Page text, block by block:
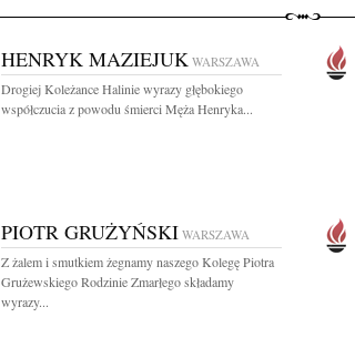
HENRYK MAZIEJUK WARSZAWA
Drogiej Koleżance Halinie wyrazy głębokiego
współczucia z powodu śmierci Męża Henryka...
PIOTR GRUŻYŃSKI WARSZAWA
Z żalem i smutkiem żegnamy naszego Kolegę Piotra
Grużewskiego Rodzinie Zmarłego składamy
wyrazy...